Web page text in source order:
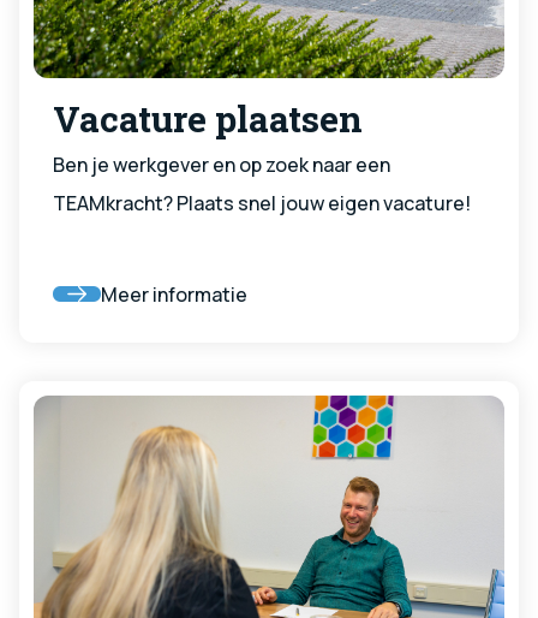
Vacature plaatsen
Ben je werkgever en op zoek naar een
TEAMkracht? Plaats snel jouw eigen vacature!
Meer informatie